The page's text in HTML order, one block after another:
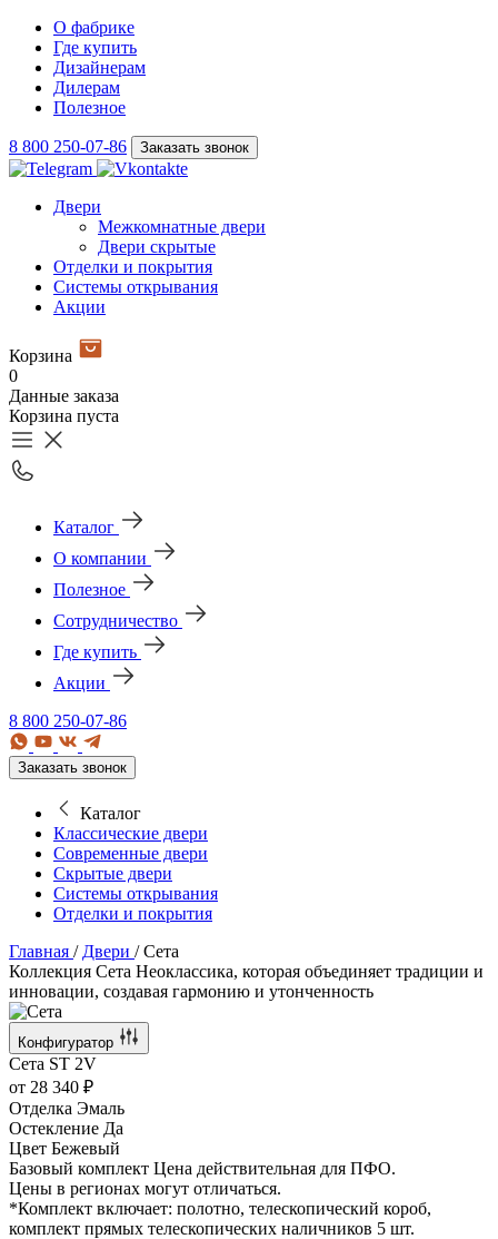
О фабрике
Где купить
Дизайнерам
Дилерам
Полезное
8 800 250-07-86 Заказать звонок
Двери
Межкомнатные двери
Двери скрытые
Отделки и покрытия
Системы открывания
Акции
Корзина
0
Данные заказа
Корзина пуста
Каталог
О компании
Полезное
Сотрудничество
Где купить
Акции
8 800 250-07-86
Заказать звонок
Каталог
Классические двери
Современные двери
Скрытые двери
Системы открывания
Отделки и покрытия
Главная / Двери / Сета
Коллекция Сета Неоклассика, которая объединяет традиции и
инновации, создавая гармонию и утонченность
Конфигуратор
Сета ST 2V
от 28 340 ₽
Отделка Эмаль
Остекление Да
Цвет Бежевый
Базовый комплект Цена действительная для ПФО.
Цены в регионах могут отличаться.
*Комплект включает: полотно, телескопический короб,
комплект прямых телескопических наличников 5 шт.